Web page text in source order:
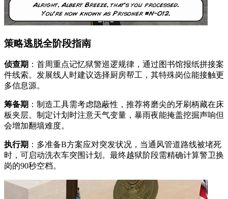
策略逃脱全阶段指南
侦查期 ：首周重点记忆狱警巡逻规律，通过图书馆报纸拼接案
件线索。发展线人时建议选择厨房帮工，其特殊岗位能接触更
多信息源。
筹备期 ：制造工具需考虑隐蔽性，推荐将磨尖的牙刷柄藏在床
板夹层。制定计划时注意天气变量，暴雨夜能掩盖挖掘声响但
会增加翻墙难度。
执行期 ：多准备B方案应对突发状况，当通风管道路线被堵死
时，可启动洗衣车突围计划。最终越狱阶段需精确计算警卫换
岗的90秒空档。